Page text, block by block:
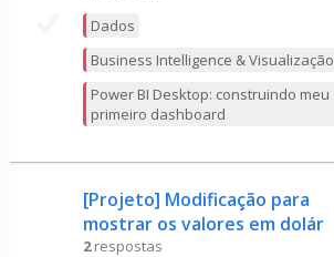
Dados
Business Intelligence & Visualização
Power BI Desktop: construindo meu
primeiro dashboard
[Projeto] Modificação para
mostrar os valores em dolár
2 respostas